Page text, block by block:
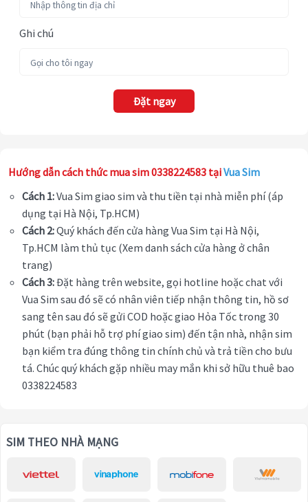
Ghi chú
Đặt ngay
Hướng dẫn cách thức mua sim 0338224583 tạiVua Sim
Cách 1:Vua Sim giao sim và thu tiền tại nhà miễn phí (áp
dụng tại Hà Nội, Tp.HCM)
Cách 2:Quý khách đến cửa hàng Vua Sim tại Hà Nội,
Tp.HCM làm thủ tục (Xem danh sách cửa hàng ở chân
trang)
Cách 3:Đặt hàng trên website, gọi hotline hoặc chat với
Vua Sim sau đó sẽ có nhân viên tiếp nhận thông tin, hồ sơ
sang tên sau đó sẽ gửi COD hoặc giao Hỏa Tốc trong 30
phút (bạn phải hỗ trợ phí giao sim) đến tận nhà, nhận sim
bạn kiểm tra đúng thông tin chính chủ và trả tiền cho bưu
tá. Chúc quý khách gặp nhiều may mắn khi sở hữu thuê bao
0338224583
SIM THEO NHÀ MẠNG